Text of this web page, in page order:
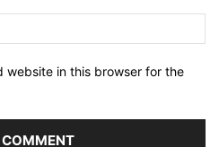
website in this browser for the